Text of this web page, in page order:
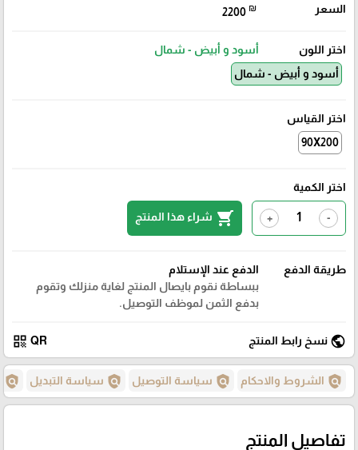
السعر 2200 ₪
اختر اللون
أسود و أبيض - شمال
أسود و أبيض - شمال
اختر القياس
90X200
اختر الكمية
-
+
shopping_cart شراء هذا المنتج
طريقة الدفع
الدفع عند الإستلام
ببساطة نقوم بايصال المنتج لغاية منزلك وتقوم
بدفع الثمن لموظف التوصيل.
public نسخ رابط المنتج QR
qr_code
policy الشروط والاحكام policy سياسة التوصيل policy سياسة التبديل policy
تفاصيل المنتج